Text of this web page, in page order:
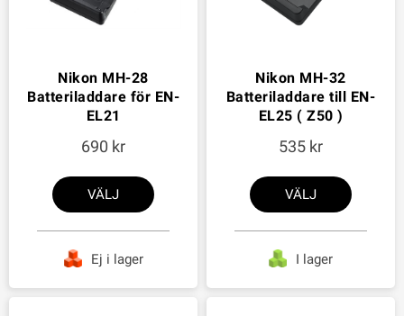
Nikon MH-28
Batteriladdare för EN-
EL21
690
VÄLJ
Ej i lager
Nikon MH-32
Batteriladdare till EN-
EL25 ( Z50 )
535
VÄLJ
I lager